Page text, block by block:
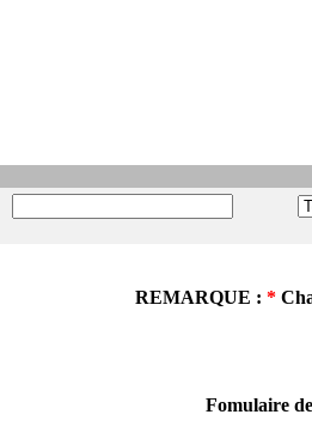
REMARQUE : *
Fomulaire